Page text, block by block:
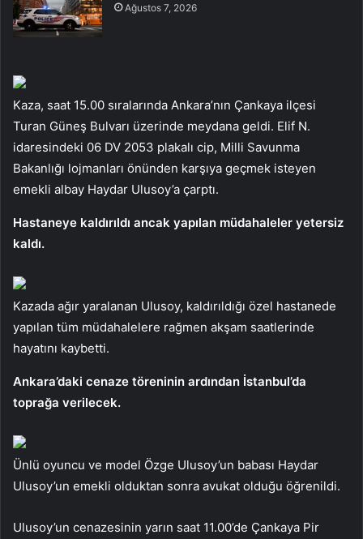
Ağustos 7, 2026
Kaza, saat 15.00 sıralarında Ankara’nın Çankaya ilçesi
Turan Güneş Bulvarı üzerinde meydana geldi. Elif N.
idaresindeki 06 DV 2053 plakalı cip, Milli Savunma
Bakanlığı lojmanları önünden karşıya geçmek isteyen
emekli albay Haydar Ulusoy’a çarptı.
Hastaneye kaldırıldı ancak yapılan müdahaleler yetersiz
kaldı.
Kazada ağır yaralanan Ulusoy, kaldırıldığı özel hastanede
yapılan tüm müdahalelere rağmen akşam saatlerinde
hayatını kaybetti.
Ankara’daki cenaze töreninin ardından İstanbul’da
toprağa verilecek.
Ünlü oyuncu ve model Özge Ulusoy’un babası Haydar
Ulusoy’un emekli olduktan sonra avukat olduğu öğrenildi.
Ulusoy’un cenazesinin yarın saat 11.00’de Çankaya Pir